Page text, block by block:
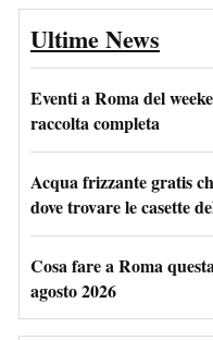
Ultime News
Eventi a Roma del
raccolta completa
Acqua frizzante gratis
dove trovare le casette
Cosa fare a Roma
agosto 2026